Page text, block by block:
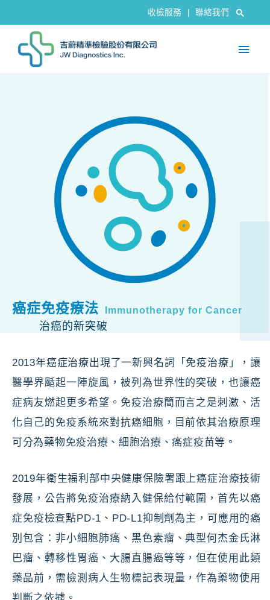
收檢服務 聯絡我們
癌症免疫療法 Immunotherapy for Cancer
治癌的新突破
2013年癌症治療出現了一新興名詞「免疫治療」，讓
醫學界颳起一陣旋風， 被列為世界性的突破，也讓癌
症病友燃起更多希望。免疫治療簡而言之是刺激、活
化自己的免疫系統來對抗癌細胞，目前依其治療原理
可分為藥物免疫治療、細胞治療、癌症疫苗等。
2019年衛生福利部中央健康保險署跟上癌症治療技術
發展，公告將免疫治療納入健保給付範圍，首先以癌
症免疫檢查點PD-1、PD-L1抑制劑為主，可應用的癌
別包含：非小細胞肺癌、黑色素瘤、典型何杰金氏淋
巴瘤、轉移性胃癌、大腸直腸癌等等，但在使用此類
藥品前，需檢測病人生物標記表現量，作為藥物使用